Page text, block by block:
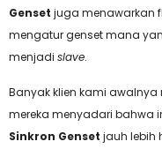
Genset juga menawarkan
mengatur genset mana
menjadi slave.
Banyak klien kami awalnya
mereka menyadari bahwa
Sinkron Genset jauh lebih